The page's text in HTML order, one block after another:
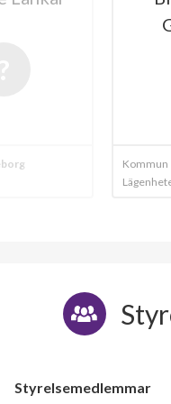
Kommun
Styrelsemedlemmar